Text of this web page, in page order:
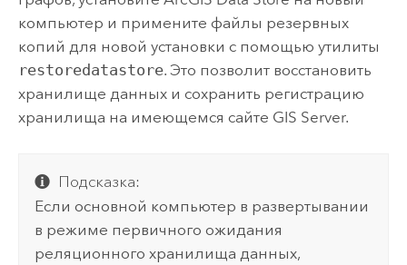
компьютер и примените файлы резервных
копий для новой установки с помощью утилиты
restoredatastore. Это позволит восстановить
хранилище данных и сохранить регистрацию
хранилища на имеющемся сайте GIS Server.
Подсказка:
Если основной компьютер в развертывании
в режиме первичного ожидания
реляционного хранилища данных,